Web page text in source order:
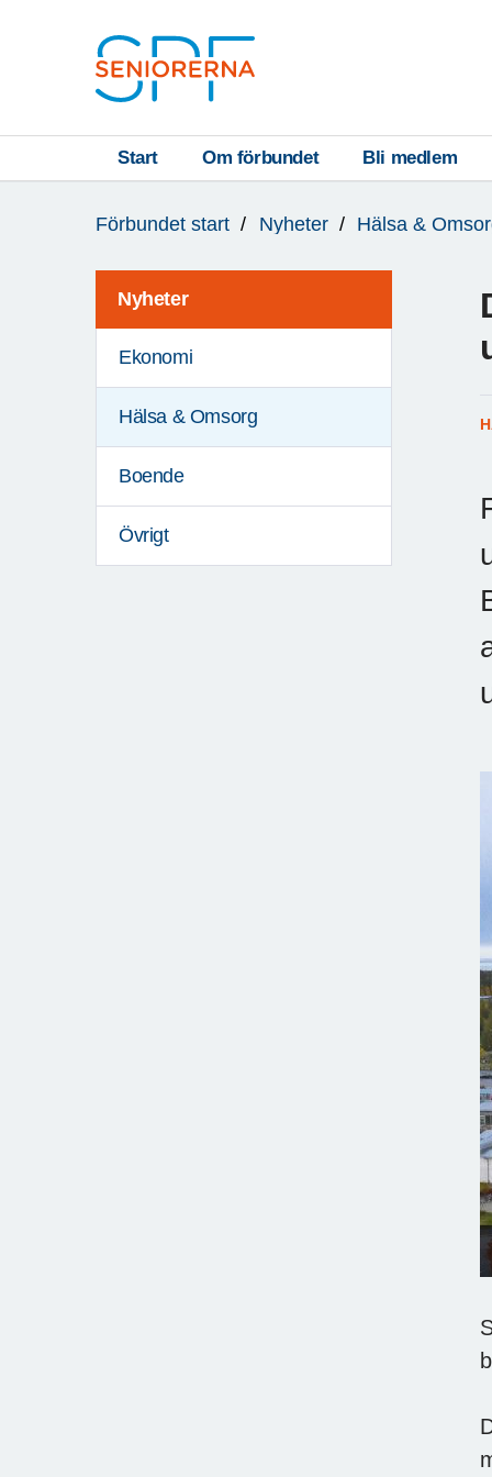
Start Om förbundet Bli medlem
är
Förbundet start Nyheter Hälsa &
Nyheter
Ekonomi
Hälsa & Omsorg
Boende
Övrigt